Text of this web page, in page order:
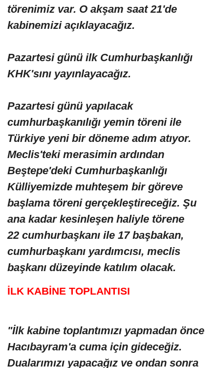
törenimiz var. O akşam saat 21'de
kabinemizi açıklayacağız.
Pazartesi günü ilk Cumhurbaşkanlığı
KHK'sını yayınlayacağız.
Pazartesi günü yapılacak
cumhurbaşkanılığı yemin töreni ile
Türkiye yeni bir döneme adım atıyor.
Meclis'teki merasimin ardından
Beştepe'deki Cumhurbaşkanlığı
Külliyemizde muhteşem bir göreve
başlama töreni gerçekleştireceğiz. Şu
ana kadar kesinleşen haliyle törene
22 cumhurbaşkanı ile 17 başbakan,
cumhurbaşkanı yardımcısı, meclis
başkanı düzeyinde katılım olacak.
İLK KABİNE TOPLANTISI
"İlk kabine toplantımızı yapmadan önce
Hacıbayram'a cuma için gideceğiz.
Dualarımızı yapacağız ve ondan sonra